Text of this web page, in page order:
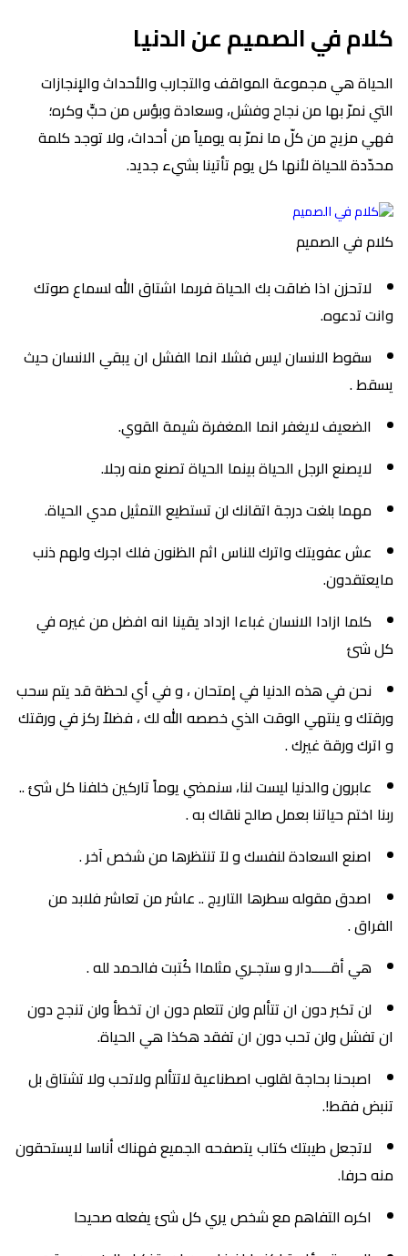
كلام في الصميم عن الدنيا
الحياة هي مجموعة المواقف والتجارب والأحداث والإنجازات
التي نمرّ بها من نجاح وفشل، وسعادة وبؤس من حبٍّ وكره؛
فهي مزيج من كلّ ما نمرّ به يومياً من أحداث، ولا توجد كلمة
محدّدة للحياة لأنها كل يوم تأتينا بشيء جديد.
كلام في الصميم
لاتحزن اذا ضاقت بك الحياة فربما اشتاق الله لسماع صوتك
وانت تدعوه.
سقوط الانسان ليس فشلا انما الفشل ان يبقي الانسان حيث
يسقط .
الضعيف لايغفر انما المغفرة شيمة القوي.
لايصنع الرجل الحياة بينما الحياة تصنع منه رجلا.
مهما بلغت درجة اتقانك لن تستطيع التمثيل مدي الحياة.
عش عفويتك واترك للناس اثم الظنون فلك اجرك ولهم ذنب
مايعتقدون.
كلما ازادا الانسان غباءا ازداد يقينا انه افضل من غيره في
كل شئ
نحن في هذه الدنيا في إمتحان ، و في أي لحظة قد يتم سحب
ورقتك و ينتهي الوقت الذي خصصه الله لك ، فضلاً ركز في ورقتك
و اترك ورقة غيرك .
عابرون والدنيا ليست لنا، سنمضي يوماً تاركين خلفنا كل شئ ..
ربنا اختم حياتنا بعمل صالح نلقاك به .
اصنع السعادة لنفسك و لآ تنتظرها من شخص آخر .
اصدق مقوله سطرها التاريج .. عاشر من تعاشر فلابد من
الفراق .
هي أقـــــدار و ستجـري مثلماا كُتبت فالحمد لله .
لن تكبر دون ان تتألم ولن تتعلم دون ان تخطأ ولن تنجح دون
ان تفشل ولن تحب دون ان تفقد هكذا هي الحياة.
اصبحنا بحاجة لقلوب اصطناعية لاتتألم ولاتحب ولا تشتاق بل
تنبض فقط!.
لاتجعل طيبتك كتاب يتصفحه الجميع فهناك أناسا لايستحقون
منه حرفا.
اكره التفاهم مع شخص يري كل شئ يفعله صحيحا